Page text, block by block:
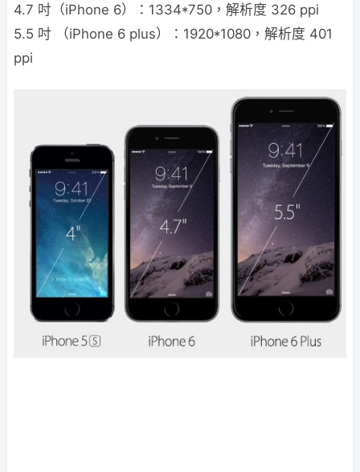
4.7 吋（iPhone 6）：1334*750，解析度 326 ppi
5.5 吋 （iPhone 6 plus）：1920*1080，解析度 401
ppi